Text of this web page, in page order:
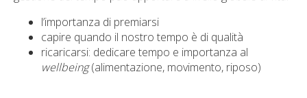
l’importanza di premiarsi
capire quando il nostro tempo è di qualità
ricaricarsi: dedicare tempo e importanza al
wellbeing(alimentazione, movimento, riposo)